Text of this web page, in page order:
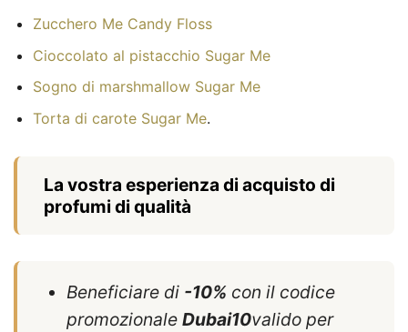
Zucchero Me Candy Floss
Cioccolato al pistacchio Sugar Me
Sogno di marshmallow Sugar Me
Torta di carote Sugar Me.
La vostra esperienza di acquisto di
profumi di qualità
Beneficiare di -10% con il codice
promozionale Dubai10valido per